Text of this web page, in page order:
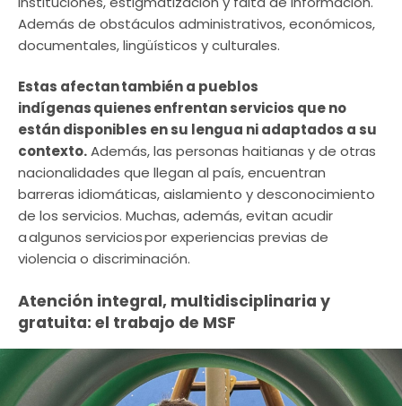
Además de obstáculos administrativos, económicos,
documentales, lingüísticos y culturales.
Estas afectan también a pueblos
indígenas quienes enfrentan servicios que no
están disponibles en su lengua ni adaptados a su
contexto.Además, las personas haitianas y de otras
nacionalidades que llegan al país, encuentran
barreras idiomáticas, aislamiento y desconocimiento
de los servicios. Muchas, además, evitan acudir
a algunos servicios por experiencias previas de
violencia o discriminación.
Atención integral, multidisciplinaria y
gratuita: el trabajo de MSF